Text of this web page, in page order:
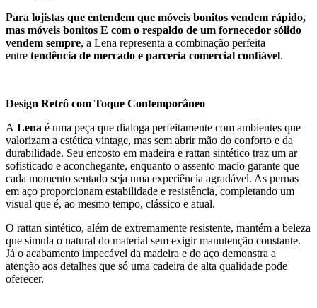
Para lojistas que entendem que móveis bonitos vendem rápido,
mas móveis bonitos E com o respaldo de um fornecedor sólido
vendem sempre, a Lena representa a combinação perfeita
entre tendência de mercado e parceria comercial confiável.
Design Retrô com Toque Contemporâneo
A Lena é uma peça que dialoga perfeitamente com ambientes que
valorizam a estética vintage, mas sem abrir mão do conforto e da
durabilidade. Seu encosto em madeira e rattan sintético traz um ar
sofisticado e aconchegante, enquanto o assento macio garante que
cada momento sentado seja uma experiência agradável. As pernas
em aço proporcionam estabilidade e resistência, completando um
visual que é, ao mesmo tempo, clássico e atual.
O rattan sintético, além de extremamente resistente, mantém a beleza
que simula o natural do material sem exigir manutenção constante.
Já o acabamento impecável da madeira e do aço demonstra a
atenção aos detalhes que só uma cadeira de alta qualidade pode
oferecer.